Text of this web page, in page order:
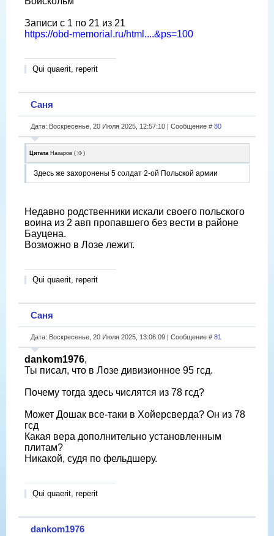
Записи с 1 по 21 из 21
https://obd-memorial.ru/html....&ps=100
Qui quaerit, reperit
Саня
Дата: Воскресенье, 20 Июля 2025, 12:57:10 | Сообщение # 80
Цитата Назаров ( )
Здесь же захоронены 5 солдат 2-ой Польской армии
Недавно родственники искали своего польского
воина из 2 авп пропавшего без вести в районе
Бауцена.
Возможно в Лозе лежит.
Qui quaerit, reperit
Саня
Дата: Воскресенье, 20 Июля 2025, 13:06:09 | Сообщение # 81
dankom1976,
Ты писал, что в Лозе дивизионное 95 гсд.
Почему тогда здесь числятся из 78 гсд?
Может Дошак все-таки в Хойерсверда? Он из 78
гсд
Какая вера дополнительно установленным
плитам?
Никакой, судя по фельдшеру.
Qui quaerit, reperit
dankom1976